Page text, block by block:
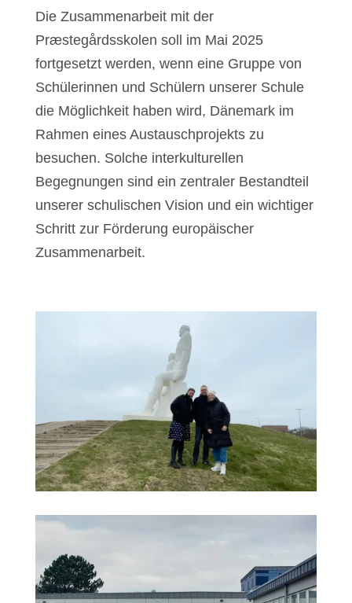
Die Zusammenarbeit mit der
Præstegårdsskolen soll im Mai 2025
fortgesetzt werden, wenn eine Gruppe von
Schülerinnen und Schülern unserer Schule
die Möglichkeit haben wird, Dänemark im
Rahmen eines Austauschprojekts zu
besuchen. Solche interkulturellen
Begegnungen sind ein zentraler Bestandteil
unserer schulischen Vision und ein wichtiger
Schritt zur Förderung europäischer
Zusammenarbeit.